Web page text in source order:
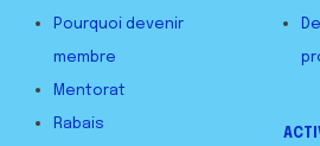
Pourquoi devenir
membre
Mentorat
Rabais